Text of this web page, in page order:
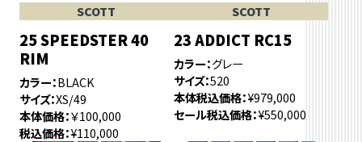
SCOTT
25 SPEEDSTER 40
RIM
カラー BLACK
サイズ XS/49
本体価格 ￥100,000
税込価格 ¥110,000
SCOTT
23 ADDICT RC15
カラー グレー
サイズ 520
本体税込価格 ¥979,000
セール税込価格 ¥550,000